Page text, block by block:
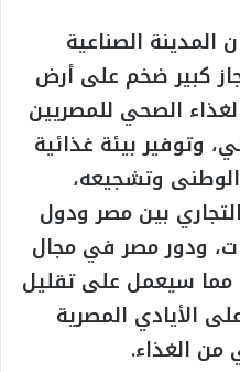
المدينة الصناعية
كبير ضخم على أرض
الصحي للمصريين
وتوفير بيئة غذائية
وتشجيعه،
بين مصر ودول
ودور مصر في مجال
مما سيعمل على تقليل
الأيادي المصرية
من الغذاء.